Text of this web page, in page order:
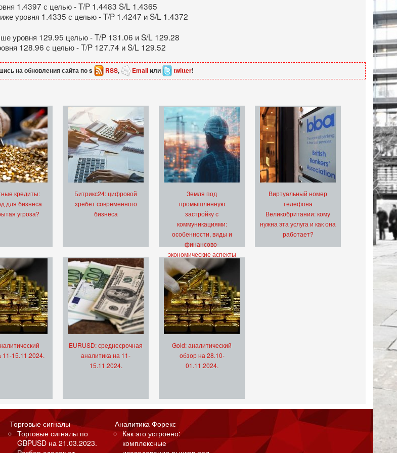
1.4397 с целью - T/P 1.4483 S/L 1.4365
уровня 1.4335 с целью - T/P 1.4247 и S/L 1.4372
уровня 129.95 целью - T/P 131.06 и S/L 129.28
128.96 с целью - T/P 127.74 и S/L 129.52
на обновления сайта по s RSS, Emailили twitter!
кредиты:
для бизнеса
угроза?
Битрикс24: цифровой
хребет современного
бизнеса
Земля под
промышленную
застройку с
коммуникациями:
особенности, виды и
финансово-
экономические аспекты
Виртуальный номер
телефона
Великобритании: кому
нужна эта услуга и как она
работает?
11-15.11.2024.
EURUSD: среднесрочная
аналитика на 11-
15.11.2024.
Gold: аналитический
обзор на 28.10-
01.11.2024.
Торговые сигналы
Торговые сигналы по
GBPUSD на 21.03.2023.
Аналитика Форекс
Как это устроено:
комплексные